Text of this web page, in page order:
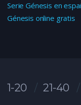
Serie Génesis en
Génesis online gratis
1-20 21-40